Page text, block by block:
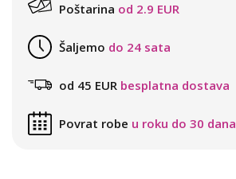
Poštarina od 2.9 EUR
Šaljemo do 24 sata
od 45 EUR besplatna dostava
Povrat robe u roku do 30 dana